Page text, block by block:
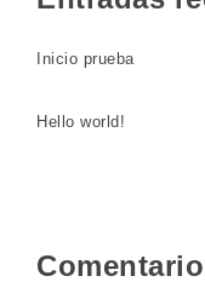
Inicio prueba
Hello world!